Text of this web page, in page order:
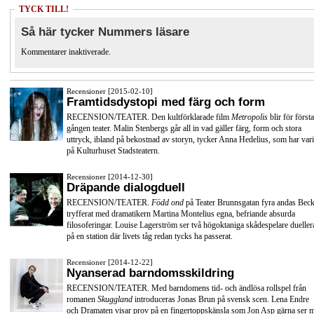
TYCK TILL!
Så här tycker Nummers läsare
Kommentarer inaktiverade.
Recensioner [2015-02-10]
Framtidsdystopi med färg och form
RECENSION/TEATER. Den kultförklarade film Metropolis blir för första
gången teater. Malin Stenbergs går all in vad gäller färg, form och stora
uttryck, ibland på bekostnad av storyn, tycker Anna Hedelius, som har
på Kulturhuset Stadsteatern.
Recensioner [2014-12-30]
Dräpande dialogduell
RECENSION/TEATER. Född ond på Teater Brunnsgatan fyra andas
tryfferat med dramatikern Martina Montelius egna, befriande absurda
filosoferingar. Louise Lagerström ser två högoktaniga skådespelare
på en station där livets tåg redan tycks ha passerat.
Recensioner [2014-12-22]
Nyanserad barndomsskildring
RECENSION/TEATER. Med barndomens tid- och ändlösa rollspel från
romanen Skuggland introduceras Jonas Brun på svensk scen. Lena Endre
och Dramaten visar prov på en fingertoppskänsla som Jon Asp gärna ser